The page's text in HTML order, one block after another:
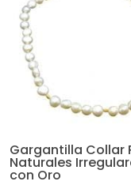
Gargantilla Collar
Naturales
con Oro